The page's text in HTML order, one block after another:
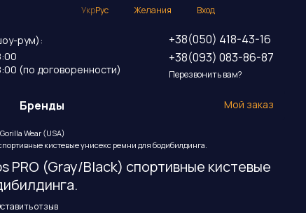
УкрРус Желания Вход
рум):
(по договоренности)
+38(050) 418-43-16
+38(093) 083-86-87
Перезвонить вам?
Бренды Мой заказ
Wear (USA)
кистевые унисекс ремни для бодибилдинга.
PRO (Gray/Black) спортивные кистевые
отзыв